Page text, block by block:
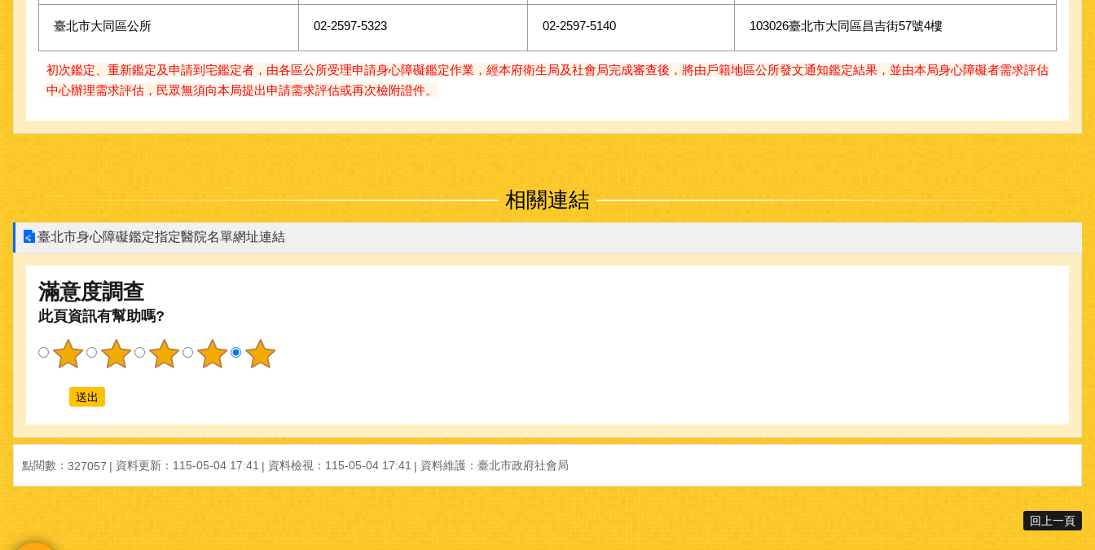
臺北市大同區公所 02-2597-5323 02-2597-5140 103026臺北市大同區昌吉街57號4樓
初次鑑定、重新鑑定及申請到宅鑑定者，由各區公所受理申請身心障礙鑑定作業，經本府衛生局及社會局完成審查後，將由戶籍地區公所發文通知鑑定結果，並由本局身心障礙者需求評估
中心辦理需求評估，民眾無須向本局提出申請需求評估或再次檢附證件。
相關連結
臺北市身心障礙鑑定指定醫院名單網址連結
滿意度調查
此頁資訊有幫助嗎?
點閱數： 327057 資料更新： 115-05-04 17:41 資料檢視： 115-05-04 17:41 資料維護： 臺北市政府社會局
回上一頁